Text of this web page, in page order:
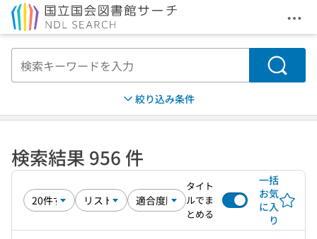
メ
検索
絞り込み条件
検索結果 956 件
タイト
ルでま
とめる
一括
お気
に入
り